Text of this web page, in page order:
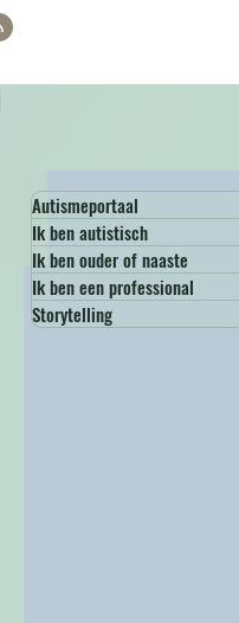
Autismeportaal
Ik ben autistisch
Ik ben ouder of naaste
Ik ben een professional
Storytelling